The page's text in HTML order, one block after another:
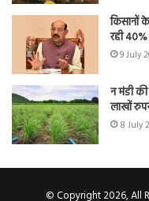
किसानों
रही
9 July
न मंडी
लाखों
8 July
© Copyright 2026, All